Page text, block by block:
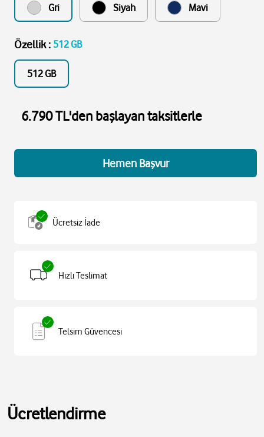
Gri Siyah Mavi
Özellik: 512 GB
512 GB
6.790 TL'den başlayan taksitlerle
Hemen Başvur
Ücretsiz İade
Hızlı Teslimat
Telsim Güvencesi
Ücretlendirme